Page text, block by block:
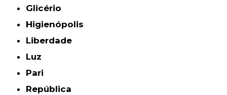
Glicério
Higienópolis
Liberdade
Luz
Pari
República